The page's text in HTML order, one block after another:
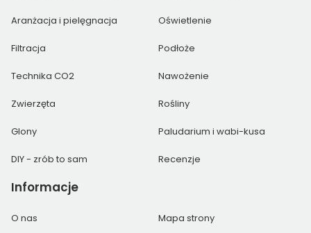
Aranżacja i pielęgnacja Oświetlenie
Filtracja Podłoże
Technika CO2 Nawożenie
Zwierzęta Rośliny
Glony Paludarium i wabi-kusa
DIY - zrób to sam Recenzje
Informacje
O nas Mapa strony